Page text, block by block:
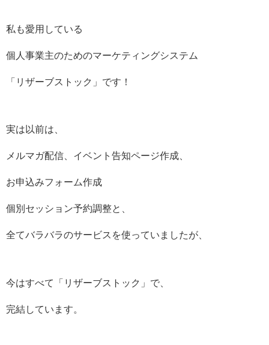
私も愛用している
個人事業主のためのマーケティングシステム
「リザーブストック」です！
実は以前は、
メルマガ配信、イベント告知ページ作成、
お申込みフォーム作成
個別セッション予約調整と、
全てバラバラのサービスを使っていましたが、
今はすべて「リザーブストック」で、
完結しています。